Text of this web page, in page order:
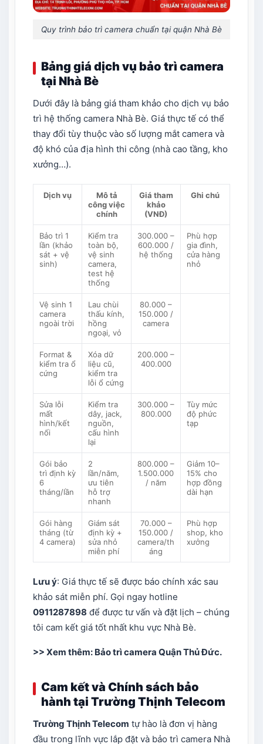
Quy trình bảo trì camera chuẩn tại quận Nhà Bè
Bảng giá dịch vụ bảo trì camera
tại Nhà Bè
Dưới đây là bảng giá tham khảo cho dịch vụ bảo
trì hệ thống camera Nhà Bè. Giá thực tế có thể
thay đổi tùy thuộc vào số lượng mắt camera và
độ khó của địa hình thi công (nhà cao tầng, kho
xưởng…).
Dịch vụ
Mô tả
công việc
chính
Giá tham
khảo
(VNĐ)
Ghi chú
Bảo trì 1
lần (khảo
sát + vệ
sinh)
Kiểm tra
toàn bộ,
vệ sinh
camera,
test hệ
thống
300.000 –
600.000 /
hệ thống
Phù hợp
gia đình,
cửa hàng
nhỏ
Vệ sinh 1
camera
ngoài trời
Lau chùi
thấu kính,
hồng
ngoại, vỏ
80.000 –
150.000 /
camera
Format &
kiểm tra ổ
cứng
Xóa dữ
liệu cũ,
kiểm tra
lỗi ổ cứng
200.000 –
400.000
Sửa lỗi
mất
hình/kết
nối
Kiểm tra
dây, jack,
nguồn,
cấu hình
lại
300.000 –
800.000
Tùy mức
độ phức
tạp
Gói bảo
trì định kỳ
6
tháng/lần
2
lần/năm,
ưu tiên
hỗ trợ
nhanh
800.000 –
1.500.000
/ năm
Giảm 10–
15% cho
hợp đồng
dài hạn
Gói hàng
tháng (từ
4 camera)
Giám sát
định kỳ +
sửa nhỏ
miễn phí
70.000 –
150.000 /
camera/th
áng
Phù hợp
shop, kho
xưởng
Lưu ý: Giá thực tế sẽ được báo chính xác sau
khảo sát miễn phí. Gọi ngay hotline
0911287898 để được tư vấn và đặt lịch – chúng
tôi cam kết giá tốt nhất khu vực Nhà Bè.
>> Xem thêm: Bảo trì camera Quận Thủ Đức.
Cam kết và Chính sách bảo
hành tại Trường Thịnh Telecom
Trường Thịnh Telecom tự hào là đơn vị hàng
đầu trong lĩnh vực lắp đặt và bảo trì camera Nhà